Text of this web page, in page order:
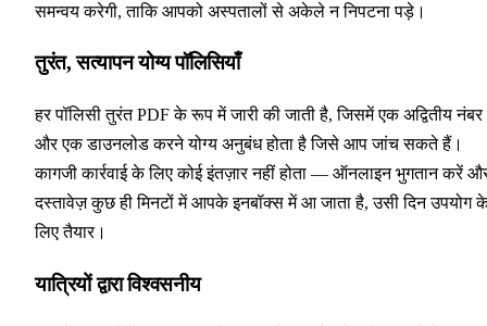
समन्वय करेगी, ताकि आपको अस्पतालों से अकेले न निपटना पड़े।
तुरंत, सत्यापन योग्य पॉलिसियाँ
हर पॉलिसी तुरंत PDF के रूप में जारी की जाती है, जिसमें एक अद्वितीय नंबर
और एक डाउनलोड करने योग्य अनुबंध होता है जिसे आप जांच सकते हैं।
कागजी कार्रवाई के लिए कोई इंतज़ार नहीं होता — ऑनलाइन भुगतान करें
दस्तावेज़ कुछ ही मिनटों में आपके इनबॉक्स में आ जाता है, उसी दिन उपयोग
लिए तैयार।
यात्रियों द्वारा विश्वसनीय